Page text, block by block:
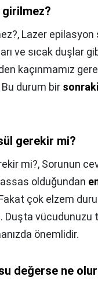
Lazer epilasyon
ve sıcak duşlar
kaçınmamız
durum bir sonraki
gerekir mi?
mi?, Sorunun
olduğundan
çok elzem
vücudunuzu
önemlidir.
değerse ne